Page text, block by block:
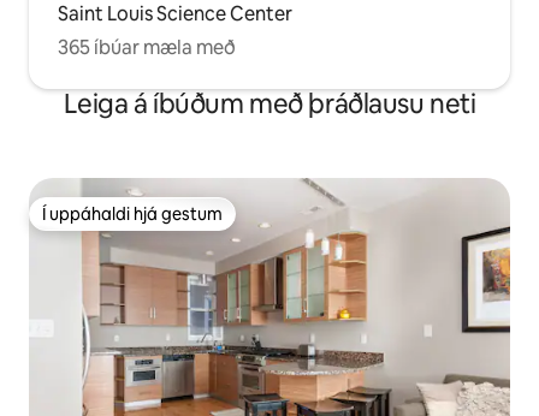
Saint Louis Science Center
365 íbúar mæla með
Leiga á íbúðum með þráðlausu neti
Í uppáhaldi hjá gestum
Í uppáhaldi hjá gestum